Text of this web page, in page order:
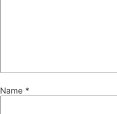
Name *